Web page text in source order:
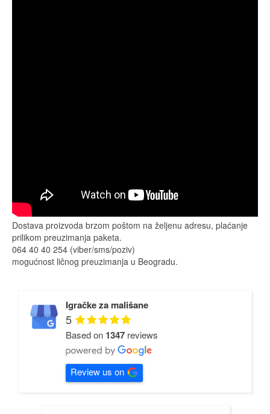
Dostava proizvoda brzom poštom na željenu adresu, plaćanje
prilikom preuzimanja paketa.
064 40 40 254 (viber/sms/poziv)
mogućnost ličnog preuzimanja u Beogradu.
Igračke za mališane
5
Based on 1347 reviews
Review us on